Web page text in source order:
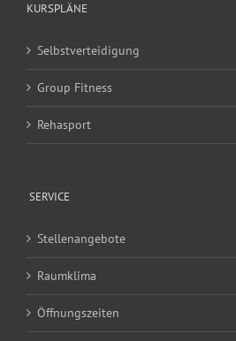
KURSPLÄNE
Selbstverteidigung
Group Fitness
Rehasport
SERVICE
Stellenangebote
Raumklima
Öffnungszeiten